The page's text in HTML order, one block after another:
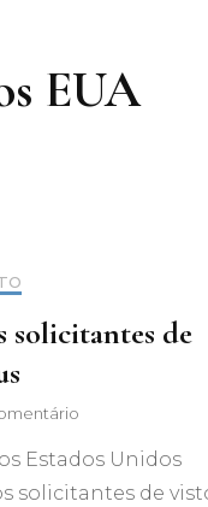
EUA
solicitantes de
Importantes
para
Estados Unidos
solicitantes de